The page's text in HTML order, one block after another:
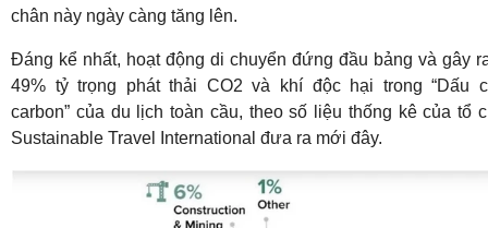
chân này ngày càng tăng lên.
Đáng kể nhất, hoạt động di chuyển đứng đầu bảng và gây
49% tỷ trọng phát thải CO2 và khí độc hại trong “Dấu
carbon” của du lịch toàn cầu, theo số liệu thống kê của tổ
Sustainable Travel International đưa ra mới đây.